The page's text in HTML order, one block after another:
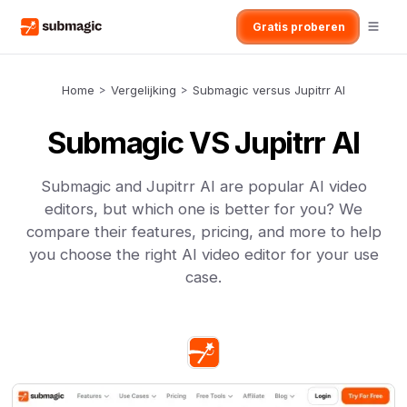
Gratis proberen
Home > Vergelijking > Submagic versus Jupitrr AI
Submagic VS Jupitrr AI
Submagic and Jupitrr AI are popular AI video
editors, but which one is better for you? We
compare their features, pricing, and more to help
you choose the right AI video editor for your use
case.